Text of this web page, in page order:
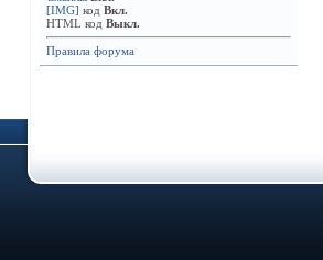
[IMG] код Вкл.
HTML код Выкл.
Правила форума